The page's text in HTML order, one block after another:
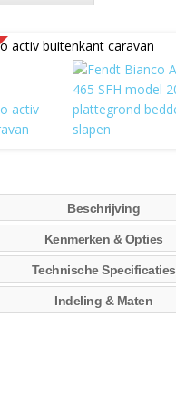
Beschrijving
Kenmerken & Opties
Technische Specificaties
Indeling & Maten